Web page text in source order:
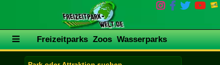
Freizeitparks Zoos Wasserparks